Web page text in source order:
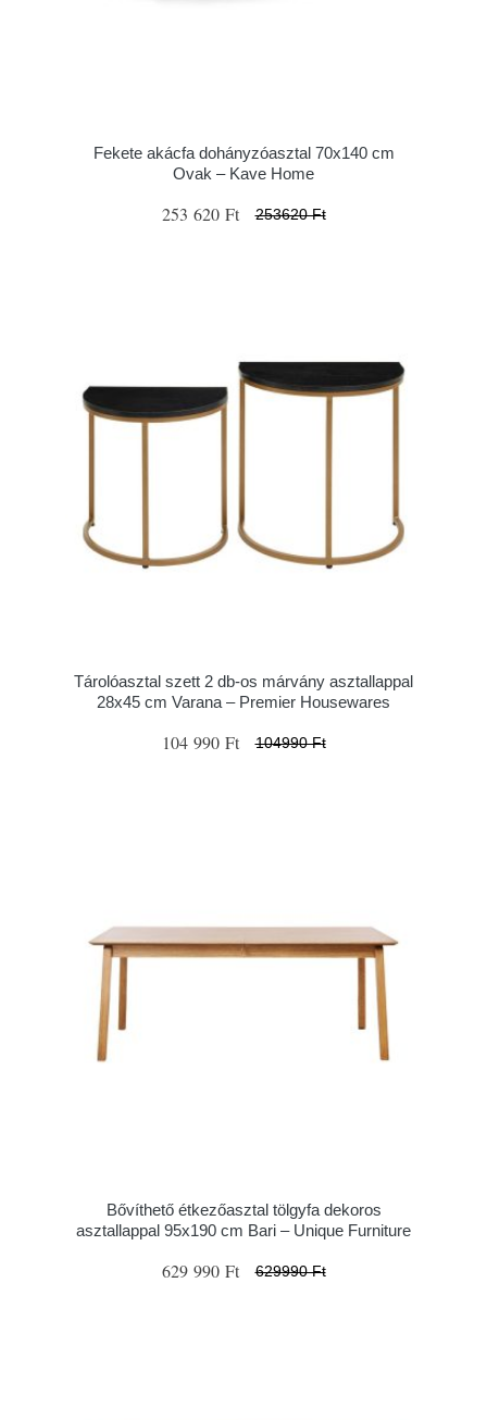
Fekete akácfa dohányzóasztal 70x140 cm
Ovak – Kave Home
253 620 Ft 253620 Ft
Tárolóasztal szett 2 db-os márvány asztallappal
28x45 cm Varana – Premier Housewares
104 990 Ft 104990 Ft
Bővíthető étkezőasztal tölgyfa dekoros
asztallappal 95x190 cm Bari – Unique Furniture
629 990 Ft 629990 Ft